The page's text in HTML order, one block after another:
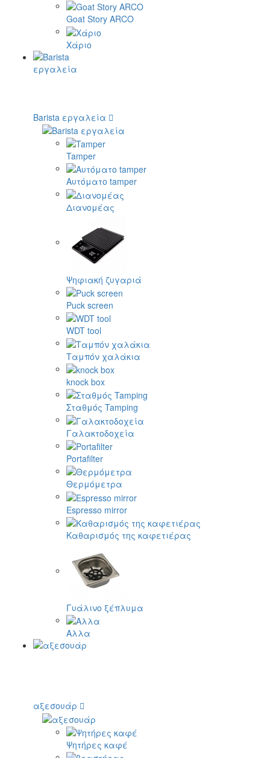
Goat Story ARCO
Χάριο
Barista εργαλεία
Tamper
Αυτόματο tamper
Διανομέας
Ψηφιακή ζυγαριά
Puck screen
WDT tool
Ταμπόν χαλάκια
knock box
Σταθμός Tamping
Γαλακτοδοχεία
Portafilter
Θερμόμετρα
Espresso mirror
Καθαρισμός της καφετιέρας
Γυάλινο ξέπλυμα
Αλλα
αξεσουάρ
Ψητήρες καφέ